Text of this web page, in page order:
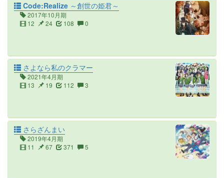
Code:Realize ～創世の姫君～
2017年10月期
12
24 108 0
さよなら私のクラマー
2021年4月期
13
19 112 3
さらざんまい
2019年4月期
11
67 371 5